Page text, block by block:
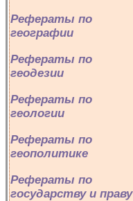
Рефераты по
географии
Рефераты по
геодезии
Рефераты по
геологии
Рефераты по
геополитике
Рефераты по
государству и праву